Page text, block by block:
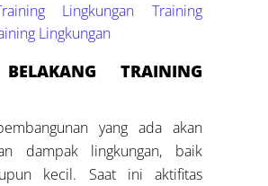
Lingkungan
Training
Lingkungan
TRAINING
yang ada akan
dampak lingkungan, baik
kecil. Saat ini aktifitas